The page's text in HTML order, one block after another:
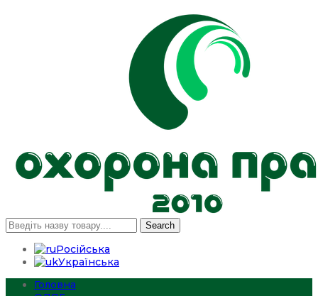
Search
Російська
Українська
Головна